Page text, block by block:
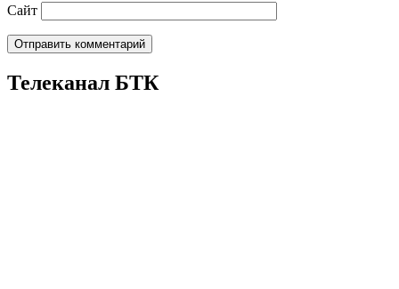
Сайт
Телеканал БТК